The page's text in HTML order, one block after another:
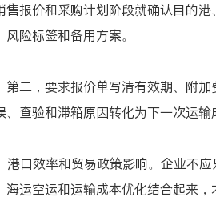
报价和采购计划阶段就确认目的
险标签和备用方案。
二，要求报价单写清有效期、附
查验和滞箱原因转化为下一次运输
口效率和贸易政策影响。企业不
运空运和运输成本优化结合起来，